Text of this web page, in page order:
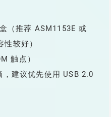
（推荐 ASM1153E 或
较好）
触点）
建议优先使用 USB 2.0